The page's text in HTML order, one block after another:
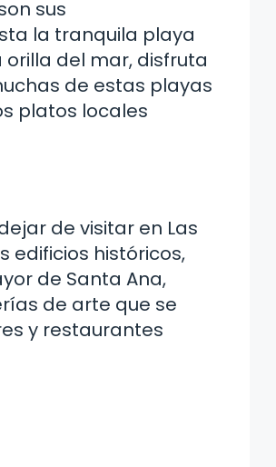
sus
la tranquila playa
del mar, disfruta
de estas playas
platos locales
de visitar en Las
edificios históricos,
de Santa Ana,
de arte que se
y restaurantes